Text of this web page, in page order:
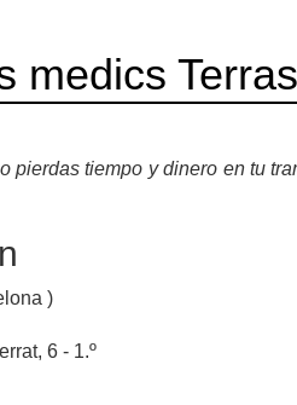
medics
pierdas tiempo y dinero en tu
)
6 - 1.º